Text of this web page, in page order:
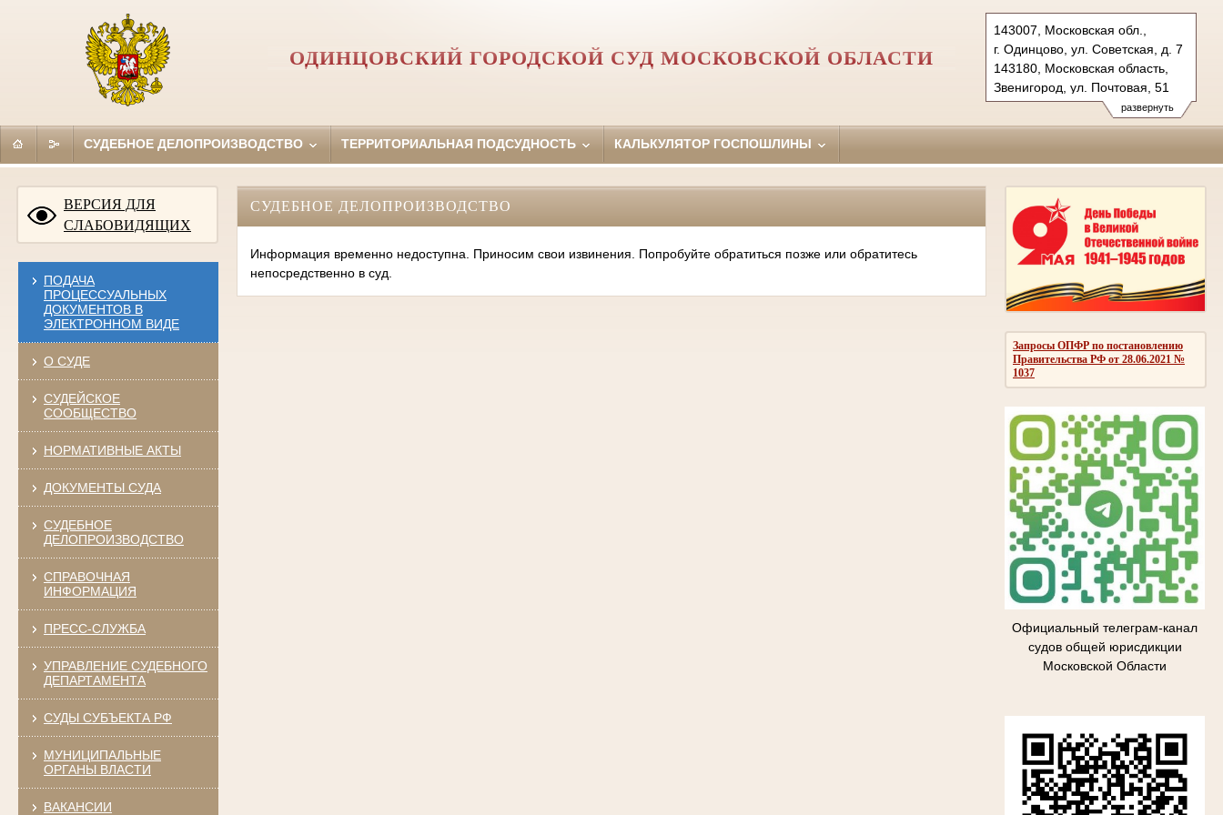
развернуть
143007, Московская обл.,
г. Одинцово, ул. Советская, д. 7
143180, Московская область,
Звенигород, ул. Почтовая, 51
Тел.: (495)590-74-76 (гр.)
593-56-20 (уг.)
697 13 27 (кас канц.)
показать на карте
ОДИНЦОВСКИЙ ГОРОДСКОЙ СУД МОСКОВСКОЙ ОБЛАСТИ
СУДЕБНОЕ ДЕЛОПРОИЗВОДСТВО ТЕРРИТОРИАЛЬНАЯ ПОДСУДНОСТЬ КАЛЬКУЛЯТОР ГОСПОШЛИНЫ
ВЕРСИЯ ДЛЯ
СЛАБОВИДЯЩИХ
ПОДАЧА
ПРОЦЕССУАЛЬНЫХ
ДОКУМЕНТОВ В
ЭЛЕКТРОННОМ ВИДЕ
О СУДЕ
СУДЕЙСКОЕ
СООБЩЕСТВО
НОРМАТИВНЫЕ АКТЫ
ДОКУМЕНТЫ СУДА
СУДЕБНОЕ
ДЕЛОПРОИЗВОДСТВО
СПРАВОЧНАЯ
ИНФОРМАЦИЯ
ПРЕСС-СЛУЖБА
УПРАВЛЕНИЕ СУДЕБНОГО
ДЕПАРТАМЕНТА
СУДЫ СУБЪЕКТА РФ
МУНИЦИПАЛЬНЫЕ
ОРГАНЫ ВЛАСТИ
ВАКАНСИИ
Запросы ОПФР по постановлению
Правительства РФ от 28.06.2021 №
1037
Официальный телеграм-канал
судов общей юрисдикции
Московской Области
СУДЕБНОЕ ДЕЛОПРОИЗВОДСТВО
Информация временно недоступна. Приносим свои извинения. Попробуйте обратиться позже или обратитесь
непосредственно в суд.